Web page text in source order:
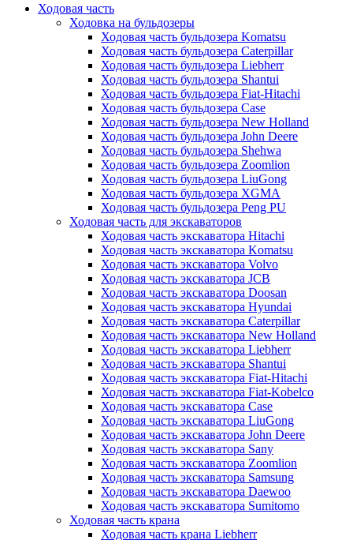
Ходовая часть
Ходовка на бульдозеры
Ходовая часть бульдозера Komatsu
Ходовая часть бульдозера Caterpillar
Ходовая часть бульдозера Liebherr
Ходовая часть бульдозера Shantui
Ходовая часть бульдозера Fiat-Hitachi
Ходовая часть бульдозера Case
Ходовая часть бульдозера New Holland
Ходовая часть бульдозера John Deere
Ходовая часть бульдозера Shehwa
Ходовая часть бульдозера Zoomlion
Ходовая часть бульдозера LiuGong
Ходовая часть бульдозера XGMA
Ходовая часть бульдозера Peng PU
Ходовая часть для экскаваторов
Ходовая часть экскаватора Hitachi
Ходовая часть экскаватора Komatsu
Ходовая часть экскаватора Volvo
Ходовая часть экскаватора JCB
Ходовая часть экскаватора Doosan
Ходовая часть экскаватора Hyundai
Ходовая часть экскаватора Caterpillar
Ходовая часть экскаватора New Holland
Ходовая часть экскаватора Liebherr
Ходовая часть экскаватора Shantui
Ходовая часть экскаватора Fiat-Hitachi
Ходовая часть экскаватора Fiat-Kobelco
Ходовая часть экскаватора Case
Ходовая часть экскаватора LiuGong
Ходовая часть экскаватора John Deere
Ходовая часть экскаватора Sany
Ходовая часть экскаватора Zoomlion
Ходовая часть экскаватора Samsung
Ходовая часть экскаватора Daewoo
Ходовая часть экскаватора Sumitomo
Ходовая часть крана
Ходовая часть крана Liebherr